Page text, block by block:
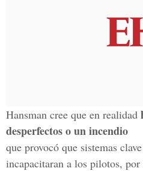
Hansman cree que en realidad
desperfectos o un incendio
que provocó que sistemas
incapacitaran a los pilotos,